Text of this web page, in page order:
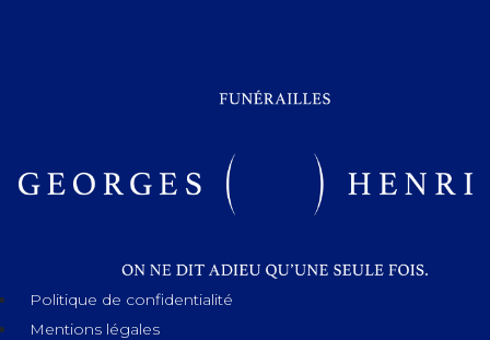
Politique de confidentialité
Mentions légales